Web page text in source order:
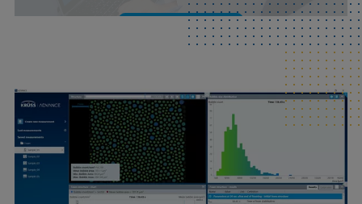
Akzeptieren